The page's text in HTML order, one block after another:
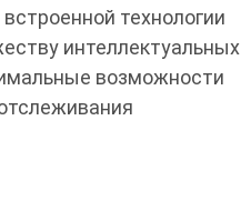
технологии
интеллектуальных
возможности